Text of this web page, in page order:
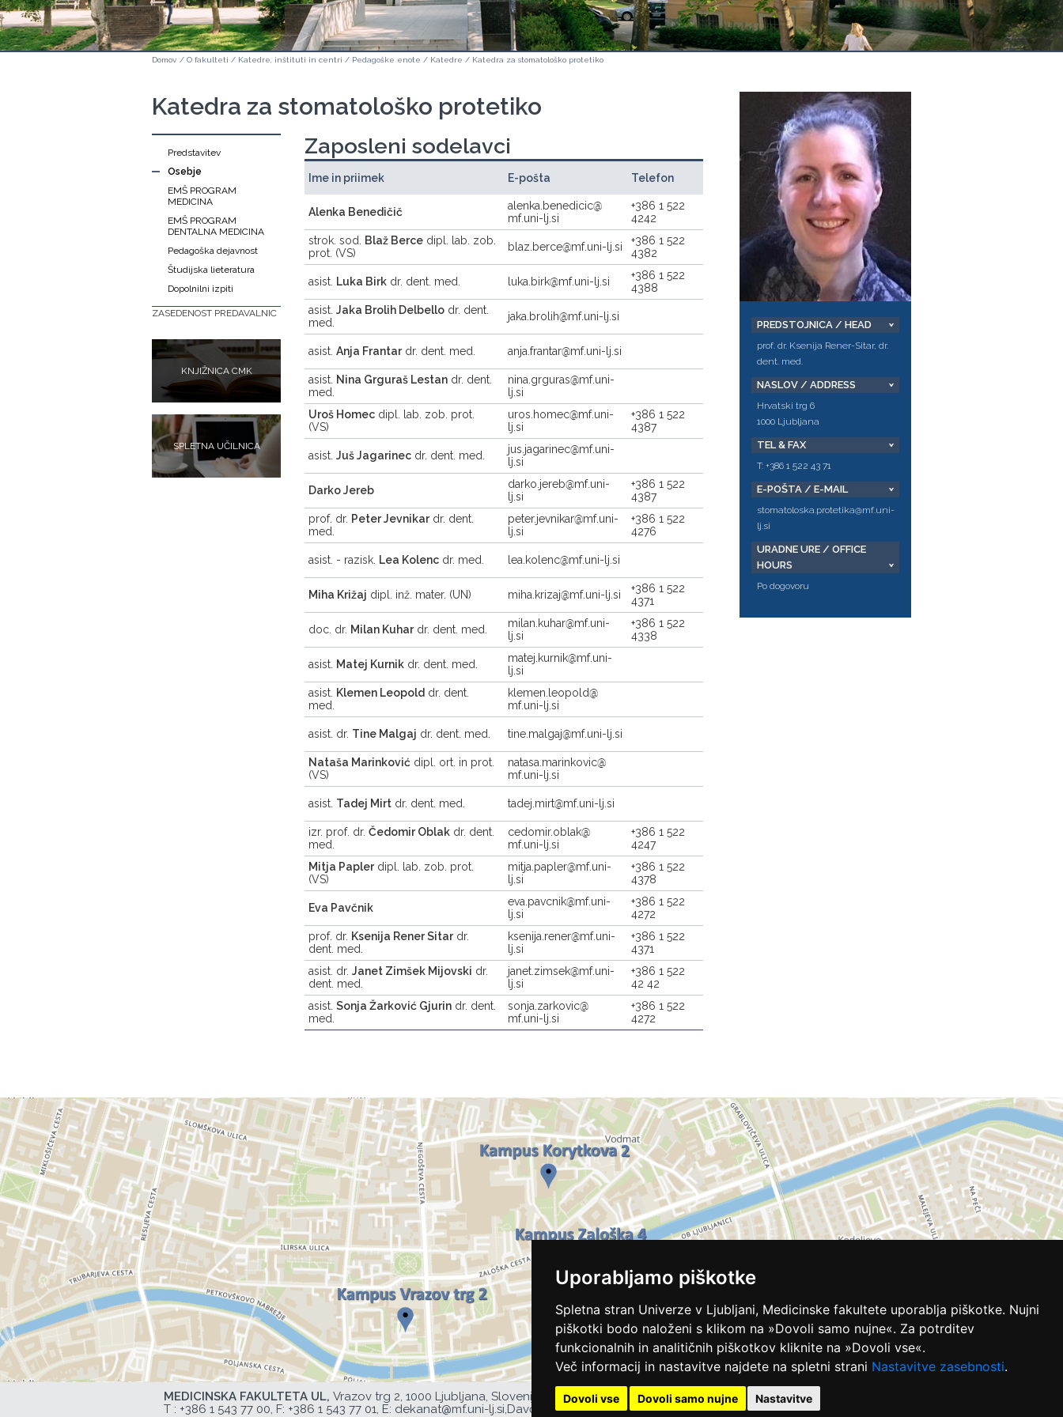
Uporabljamo piškotke
Spletna stran Univerze v Ljubljani, Medicinske fakultete uporablja piškotke. Nujni
piškotki bodo naloženi s klikom na »Dovoli samo nujne«. Za potrditev
funkcionalnih in analitičnih piškotkov kliknite na »Dovoli vse«.
Več informacij in nastavitve najdete na spletni strani Nastavitve zasebnosti.
Dovoli vse Dovoli samo nujne Nastavitve
Domov / O fakulteti / Katedre, inštituti in centri / Pedagoške enote / Katedre / Katedra za stomatološko protetiko
Katedra za stomatološko protetiko
Predstavitev
Osebje
EMŠ PROGRAM
MEDICINA
EMŠ PROGRAM
DENTALNA MEDICINA
Pedagoška dejavnost
Študijska lieteratura
Dopolnilni izpiti
ZASEDENOST PREDAVALNIC
KNJIŽNICA CMK
SPLETNA UČILNICA
Zaposleni sodelavci
Ime in priimek E-pošta Telefon
Alenka Benedičič
alenka.benedicic
mf.uni-lj.si
+386 1 522
4242
strok. sod.
Blaž Berce dipl. lab. zob.
prot. (VS)
blaz.berce mf.uni-lj.si
+386 1 522
4382
asist. Luka Birk dr. dent. med. luka.birk mf.uni-lj.si
+386 1 522
4388
asist.Jaka Brolih Delbello dr. dent.
med.
jaka.brolih mf.uni-lj.si
asist.Anja Frantardr. dent. med. anja.frantar mf.uni-lj.si
asist. Nina Grguraš Lestan dr. dent.
med.
nina.grguras
mf.uni-
lj.si
Uroš Homec dipl. lab. zob. prot.
(VS)
uros.homec
mf.uni-
lj.si
+386 1 522
4387
asist.Juš Jagarinec dr. dent. med. jus.jagarinec
mf.uni-
lj.si
Darko Jereb darko.jereb
mf.uni-
lj.si
+386 1 522
4387
prof. dr. Peter Jevnikardr. dent.
med.
peter.jevnikar
mf.uni-
lj.si
+386 1 522
4276
asist. - razisk. Lea Kolenc dr. med. lea.kolenc mf.uni-lj.si
Miha Križaj dipl. inž. mater. (UN) miha.krizaj mf.uni-lj.si
+386 1 522
4371
doc. dr. Milan Kuhardr. dent. med. milan.kuhar
mf.uni-
lj.si
+386 1 522
4338
asist. Matej Kurnik dr. dent. med. matej.kurnik
mf.uni-
lj.si
asist. Klemen Leopold dr. dent.
med.
klemen.leopold
mf.uni-lj.si
asist. dr. Tine Malgaj dr. dent. med. tine.malgaj mf.uni-lj.si
Nataša Marinković dipl. ort. in prot.
(VS)
natasa.marinkovic
mf.uni-lj.si
asist. Tadej Mirt dr. dent. med. tadej.mirt mf.uni-lj.si
izr. prof. dr.Čedomir Oblak dr. dent.
med.
cedomir.oblak
mf.uni-lj.si
+386 1 522
4247
Mitja Paplerdipl. lab. zob. prot.
(VS)
mitja.papler
mf.uni-
lj.si
+386 1 522
4378
Eva Pavčnik eva.pavcnik
mf.uni-
lj.si
+386 1 522
4272
prof. dr. Ksenija Rener Sitardr.
dent. med.
ksenija.rener
mf.uni-
lj.si
+386 1 522
4371
asist. dr.Janet Zimšek Mijovski dr.
dent. med.
janet.zimsek
mf.uni-
lj.si
+386 1 522
42 42
asist.Sonja Žarković Gjurin dr. dent.
med.
sonja.zarkovic
mf.uni-lj.si
+386 1 522
4272
PREDSTOJNICA / HEAD
prof. dr. Ksenija Rener-Sitar, dr.
dent. med.
NASLOV / ADDRESS
Hrvatski trg 6
1000 Ljubljana
TEL & FAX
T: +386 1 522 43 71
E-POŠTA / E-MAIL
stomatoloska.protetika@mf.uni-
lj.si
URADNE URE / OFFICE
HOURS
Po dogovoru
MEDICINSKA FAKULTETA UL, Vrazov trg 2, 1000 Ljubljana, Slovenija,
T : +386 1 543 77 00, F: +386 1 543 77 01, E: dekanat@mf.uni-lj.si,Davčna številka UL MF: 44752385,